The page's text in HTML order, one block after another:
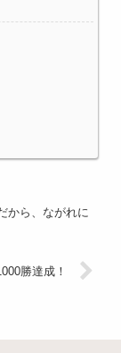
から、ながれに
勝達成！